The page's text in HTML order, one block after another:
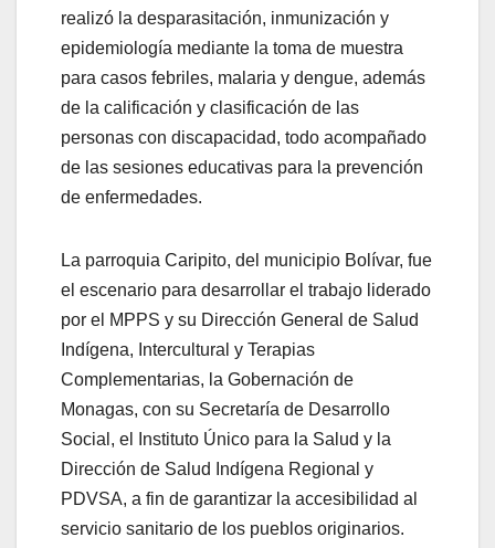
realizó la desparasitación, inmunización y
epidemiología mediante la toma de muestra
para casos febriles, malaria y dengue, además
de la calificación y clasificación de las
personas con discapacidad, todo acompañado
de las sesiones educativas para la prevención
de enfermedades.
La parroquia Caripito, del municipio Bolívar, fue
el escenario para desarrollar el trabajo liderado
por el MPPS y su Dirección General de Salud
Indígena, Intercultural y Terapias
Complementarias, la Gobernación de
Monagas, con su Secretaría de Desarrollo
Social, el Instituto Único para la Salud y la
Dirección de Salud Indígena Regional y
PDVSA, a fin de garantizar la accesibilidad al
servicio sanitario de los pueblos originarios.